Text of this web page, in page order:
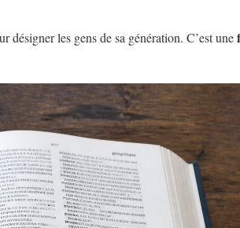
les gens de sa génération. C’est une